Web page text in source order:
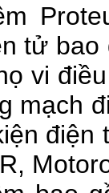
tử
vi
mạch
điện